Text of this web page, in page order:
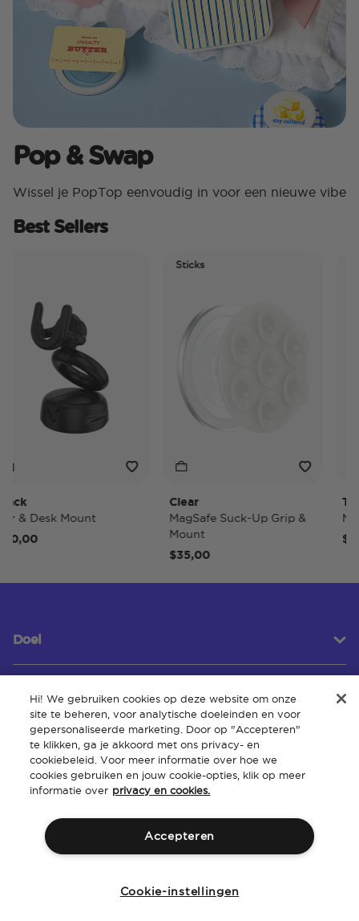
Pop & Swap
Wissel je PopTop eenvoudig in voor een nieuwe vibe
Best Sellers
& Desk Mount
Sticks
Clear
MagSafe Suck-Up Grip &
Mount
$35,00
Doel
Klantenservice
Over
Hi! We gebruiken cookies op deze website om onze
site te beheren, voor analytische doeleinden en voor
gepersonaliseerde marketing. Door op "Accepteren"
te klikken, ga je akkoord met ons privacy- en
cookiebeleid. Voor meer informatie over hoe we
cookies gebruiken en jouw cookie-opties, klik op meer
informatie over privacy en cookies.
Accepteren
Cookie-instellingen